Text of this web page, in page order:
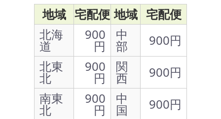
地域 宅配便 地域 宅配便
北海
道
900
円
中
部
900円
北東
北
900
円
関
西
900円
南東
北
900
円
中
国
900円